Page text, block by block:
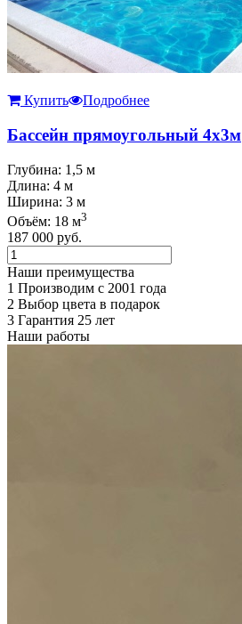
Купить Подробнее
Бассейн прямоугольный 4х3м
Глубина: 1,5 м
Длина: 4 м
Ширина: 3 м
Объём: 18 м3
187 000 руб.
Наши преимущества
1 Производим с 2001 года
2 Выбор цвета в подарок
3 Гарантия 25 лет
Наши работы